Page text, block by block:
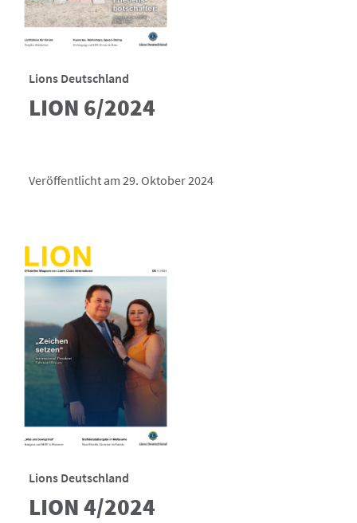
Lions Deutschland
LION 6/2024
Veröffentlicht am 29. Oktober 2024
Lions Deutschland
LION 4/2024